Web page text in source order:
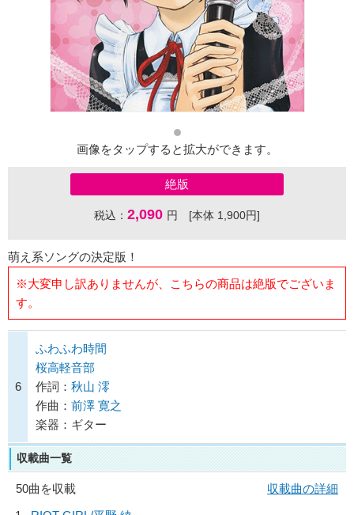
画像をタップすると拡大ができます。
絶版
税込： 2,090 円 [本体 1,900円]
萌え系ソングの決定版！
※大変申し訳ありませんが、こちらの商品は絶版でございま
す。
6
ふわふわ時間
桜高軽音部
作詞： 秋山 澪
作曲： 前澤 寛之
楽器：ギター
収載曲一覧
50曲を収載
収載曲の詳細